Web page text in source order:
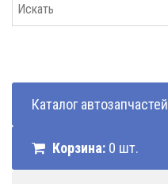
Каталог автозапчастей
Корзина: 0 шт.